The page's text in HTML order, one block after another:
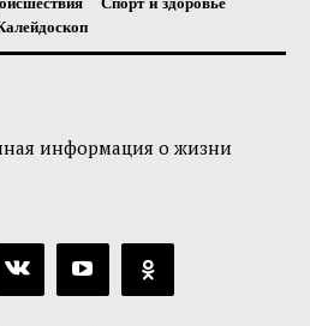
информация о жизни